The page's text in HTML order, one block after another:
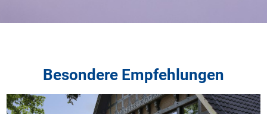
Besondere Empfehlungen